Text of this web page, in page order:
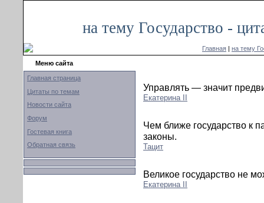
на тему Государство -
Главная | на тему
Меню сайта
Главная страница
Цитаты по темам
Новости сайта
Форум
Гостевая книга
Обратная связь
Управлять — значит
Екатерина II
Чем ближе государство к
законы.
Тацит
Великое государство не
Екатерина II